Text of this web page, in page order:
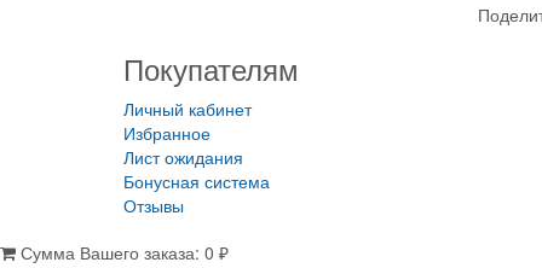
Покупателям
Личный кабинет
Избранное
Лист ожидания
Бонусная система
Отзывы
Сумма Вашего заказа: 0 ₽